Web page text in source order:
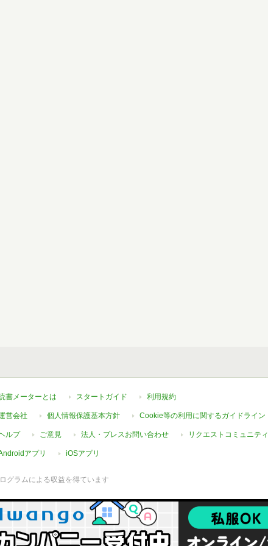
書メーターとは スタートガイド 利用規約
営会社 個人情報保護基本方針 Cookie等の利用に関するガイドライン
ルプ ご意見 法人・プレスお問い合わせ リクエストコミュニティ
アプリ iOSアプリ
グラムによる収益を得ています